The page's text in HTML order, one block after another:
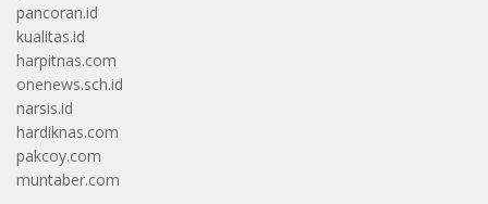
pancoran.id
kualitas.id
harpitnas.com
onenews.sch.id
narsis.id
hardiknas.com
pakcoy.com
muntaber.com